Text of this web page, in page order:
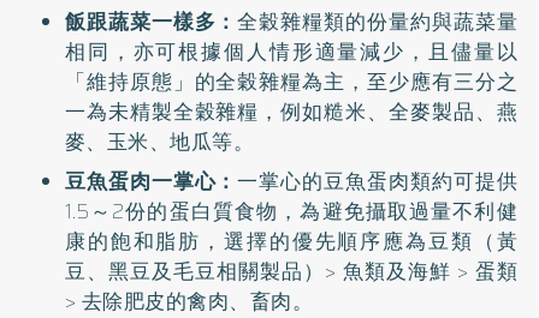
飯跟蔬菜一樣多：全穀雜糧類的份量約與蔬菜量
相同，亦可根據個人情形適量減少，且儘量以
「維持原態」的全穀雜糧為主，至少應有三分之
一為未精製全穀雜糧，例如糙米、全麥製品、燕
麥、玉米、地瓜等。
豆魚蛋肉一掌心：一掌心的豆魚蛋肉類約可提供
1.5～2份的蛋白質食物，為避免攝取過量不利健
康的飽和脂肪，選擇的優先順序應為豆類（黃
豆、黑豆及毛豆相關製品）> 魚類及海鮮 > 蛋類
> 去除肥皮的禽肉、畜肉。